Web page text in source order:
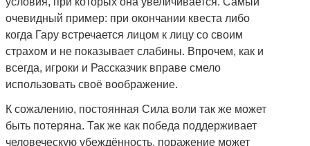
очевидный пример: при окончании квеста либо
когда Гару встречается лицом к лицу со своим
страхом и не показывает слабины. Впрочем, как и
всегда, игроки и Рассказчик вправе смело
использовать своё воображение.
К сожалению, постоянная Сила воли так же может
быть потеряна. Так же как победа поддерживает
человеческую убеждённость, поражение может